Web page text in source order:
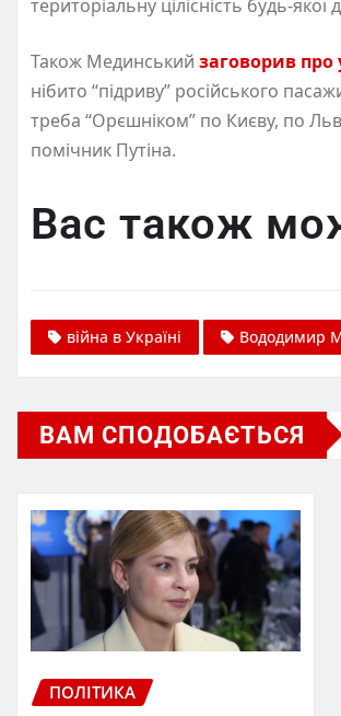
територіальну цілісність будь-
Також Мединський заговорив
нібито “підриву” російського
треба “Орєшніком” по Києву, по
помічник Путіна.
Вас також
війна в Україні Вододимир
ВАМ СПОДОБАЄТЬСЯ
ПОЛІТИКА